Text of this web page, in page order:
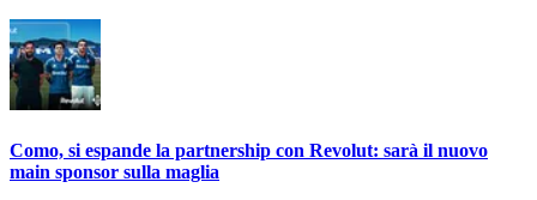
Como, si espande la partnership con Revolut: sarà il nuovo
main sponsor sulla maglia